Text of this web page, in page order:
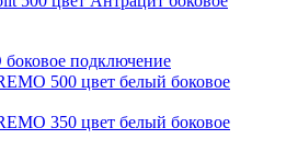
подключение
500 цвет белый боковое
350 цвет белый боковое